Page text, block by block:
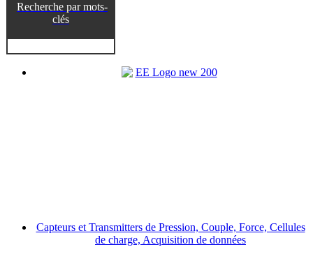
Recherche par mots-
clés
Capteurs et Transmitters de Pression, Couple, Force, Cellules
de charge, Acquisition de données